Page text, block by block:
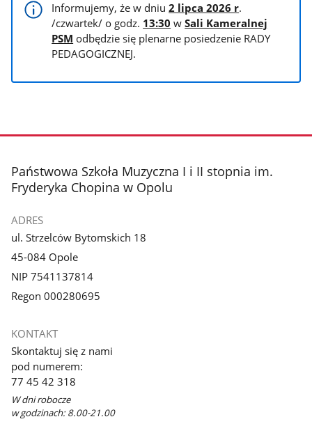
Informujemy, że w dniu2 lipca 2026 r.
/czwartek/ o godz. 13:30 wSali Kameralnej
PSM odbędzie się plenarne posiedzenie RADY
PEDAGOGICZNEJ.
stopka
Państwowa Szkoła Muzyczna I i II stopnia im.
Fryderyka Chopina w Opolu
ADRES
ul. Strzelców Bytomskich 18
45-084 Opole
NIP 7541137814
Regon 000280695
KONTAKT
Skontaktuj się z nami
pod numerem:
77 45 42 318
W dni robocze
w godzinach: 8.00-21.00